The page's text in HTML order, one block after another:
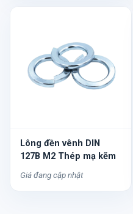
Lông đền vênh DIN
127B M2 Thép mạ kẽm
Giá đang cập nhật